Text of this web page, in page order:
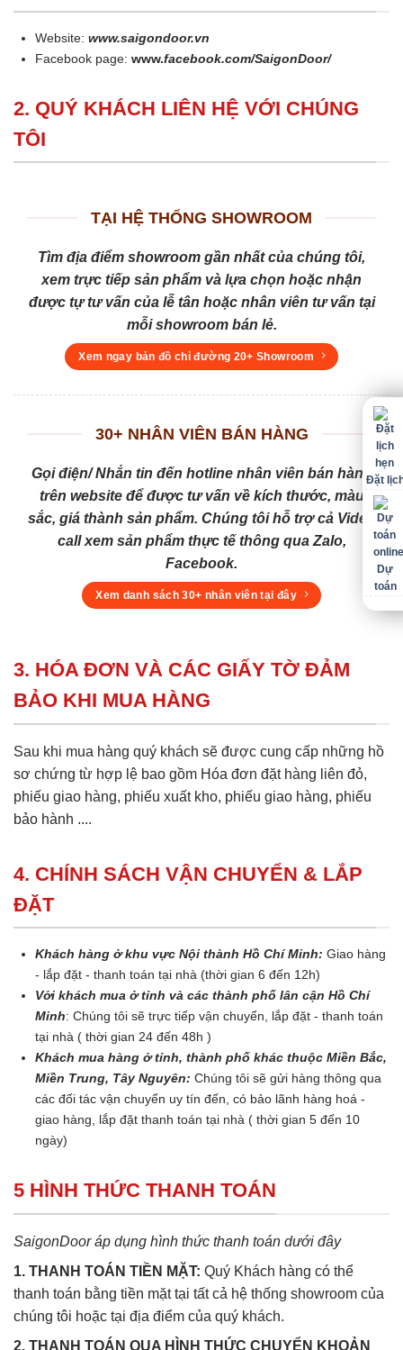
Website:www.saigondoor.vn
Facebook page:www.facebook.com/SaigonDoor/
2. QUÝ KHÁCH LIÊN HỆ VỚI CHÚNG
TÔI
TẠI HỆ THỐNG SHOWROOM
Tìm địa điểm showroom gần nhất của chúng tôi,
xem trực tiếp sản phẩm và lựa chọn hoặc nhận
được tự tư vấn của lễ tân hoặc nhân viên tư vấn tại
mỗi showroom bán lẻ.
Xem ngay bản đồ chỉ đường 20+ Showroom
30+ NHÂN VIÊN BÁN HÀNG
Gọi điện/ Nhắn tin đến hotline nhân viên bán hàng
trên website để được tư vấn về kích thước, màu
sắc, giá thành sản phẩm. Chúng tôi hỗ trợ cả Video
call xem sản phẩm thực tế thông qua Zalo,
Facebook.
Xem danh sách 30+ nhân viên tại đây
3. HÓA ĐƠN VÀ CÁC GIẤY TỜ ĐẢM
BẢO KHI MUA HÀNG
Sau khi mua hàng quý khách sẽ được cung cấp những hồ
sơ chứng từ hợp lệ bao gồm Hóa đơn đặt hàng liên đỏ,
phiếu giao hàng, phiếu xuất kho, phiếu giao hàng, phiếu
bảo hành ....
4. CHÍNH SÁCH VẬN CHUYỂN & LẮP
ĐẶT
Khách hàng ở khu vực Nội thành Hồ Chí Minh: Giao hàng
- lắp đặt - thanh toán tại nhà (thời gian 6 đến 12h)
Với khách mua ở tỉnh và các thành phố lân cận Hồ Chí
Minh: Chúng tôi sẽ trực tiếp vận chuyển, lắp đặt - thanh toán
tại nhà ( thời gian 24 đến 48h )
Khách mua hàng ở tỉnh, thành phố khác thuộc Miền Bắc,
Miền Trung, Tây Nguyên: Chúng tôi sẽ gửi hàng thông qua
các đối tác vận chuyển uy tín đến, có bảo lãnh hàng hoá -
giao hàng, lắp đặt thanh toán tại nhà ( thời gian 5 đến 10
ngày)
5 HÌNH THỨC THANH TOÁN
SaigonDoor áp dụng hình thức thanh toán dưới đây
1. THANH TOÁN TIỀN MẶT: Quý Khách hàng có thể
thanh toán bằng tiền mặt tại tất cả hệ thống showroom của
chúng tôi hoặc tại địa điểm của quý khách.
2. THANH TOÁN QUA HÌNH THỨC CHUYỂN KHOẢN
Đặt
Dự
toán